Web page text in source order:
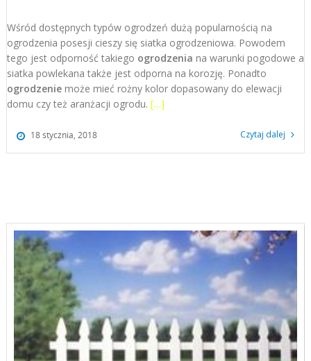
Wśród dostępnych typów ogrodzeń dużą popularnością na
ogrodzenia posesji cieszy się siatka ogrodzeniowa. Powodem
tego jest odporność takiego ogrodzenia na warunki pogodowe a
siatka powlekana także jest odporna na korozję. Ponadto
ogrodzeniemoże mieć rożny kolor dopasowany do elewacji
domu czy też aranżacji ogrodu. […]
18 stycznia, 2018 Czytaj dalej